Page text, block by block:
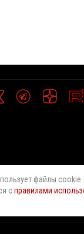
файлы
справилами